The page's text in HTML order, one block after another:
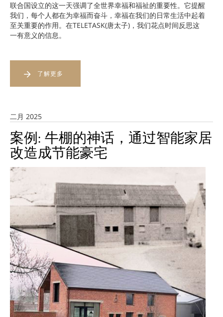
联合国设立的这一天强调了全世界幸福和福祉的重要性。它提醒
我们，每个人都在为幸福而奋斗，幸福在我们的日常生活中起着
至关重要的作用。在TELETASK(唐太子)，我们花点时间反思这
一有意义的信息。
了解更多
二月 2025
案例: 牛棚的神话，通过智能家居
改造成节能豪宅